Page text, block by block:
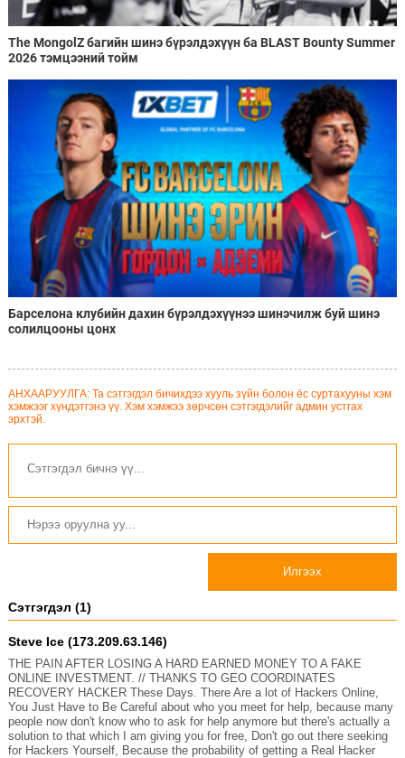
The MongolZ багийн шинэ бүрэлдэхүүн ба BLAST Bounty Summer
2026 тэмцээний тойм
Барселона клубийн дахин бүрэлдэхүүнээ шинэчилж буй шинэ
солилцооны цонх
АНХААРУУЛГА: Та сэтгэгдэл бичихдээ хууль зүйн болон ёс суртахууны хэм
хэмжээг хүндэтгэнэ үү. Хэм хэмжээ зөрчсөн сэтгэгдэлийг админ устгах
эрхтэй.
Илгээх
Сэтгэгдэл (1)
Steve Ice (173.209.63.146)
THE PAIN AFTER LOSING A HARD EARNED MONEY TO A FAKE
ONLINE INVESTMENT. // THANKS TO GEO COORDINATES
RECOVERY HACKER These Days. There Are a lot of Hackers Online,
You Just Have to Be Careful about who you meet for help, because many
people now don't know who to ask for help anymore but there's actually a
solution to that which I am giving you for free, Don't go out there seeking
for Hackers Yourself, Because the probability of getting a Real Hacker